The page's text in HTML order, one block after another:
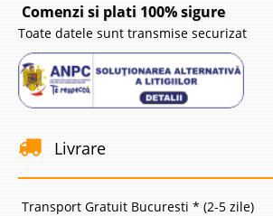
Comenzi si plati 100% sigure
Toate datele sunt transmise securizat
Livrare
Transport Gratuit Bucuresti * (2-5 zile)